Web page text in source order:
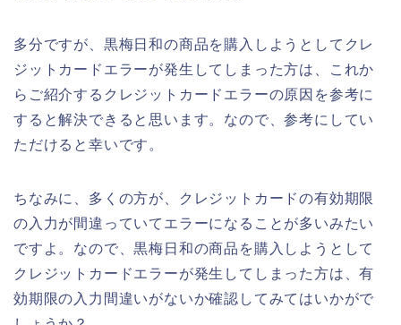
多分ですが、黒梅日和の商品を購入しようとしてクレ
ジットカードエラーが発生してしまった方は、これか
らご紹介するクレジットカードエラーの原因を参考に
すると解決できると思います。なので、参考にしてい
ただけると幸いです。
ちなみに、多くの方が、クレジットカードの有効期限
の入力が間違っていてエラーになることが多いみたい
ですよ。なので、黒梅日和の商品を購入しようとして
クレジットカードエラーが発生してしまった方は、有
効期限の入力間違いがないか確認してみてはいかがで